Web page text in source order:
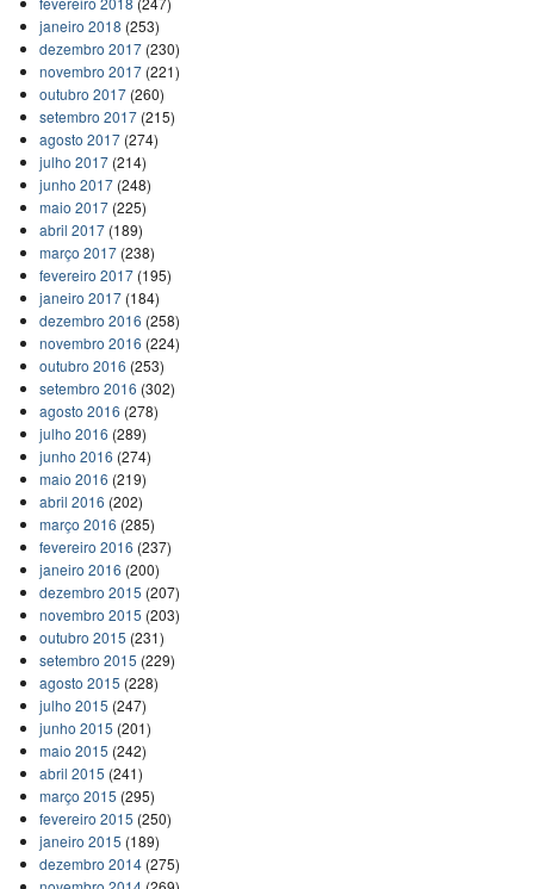
janeiro 2018 (253)
dezembro 2017(230)
novembro 2017(221)
outubro 2017(260)
setembro 2017(215)
agosto 2017(274)
julho 2017(214)
junho 2017(248)
maio 2017(225)
abril 2017(189)
março 2017(238)
fevereiro 2017(195)
janeiro 2017(184)
dezembro 2016 (258)
novembro 2016 (224)
outubro 2016 (253)
setembro 2016 (302)
agosto 2016 (278)
julho 2016 (289)
junho 2016 (274)
maio 2016 (219)
abril 2016 (202)
março 2016 (285)
fevereiro 2016 (237)
janeiro 2016 (200)
dezembro 2015 (207)
novembro 2015 (203)
outubro 2015 (231)
setembro 2015 (229)
agosto 2015 (228)
julho 2015 (247)
junho 2015 (201)
maio 2015 (242)
abril 2015 (241)
março 2015 (295)
fevereiro 2015 (250)
janeiro 2015 (189)
dezembro 2014(275)